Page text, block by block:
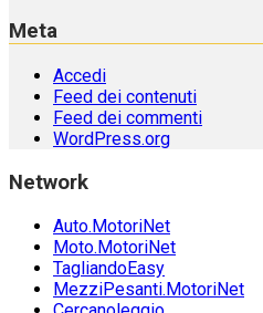
Meta
Accedi
Feed dei contenuti
Feed dei commenti
WordPress.org
Network
Auto.MotoriNet
Moto.MotoriNet
TagliandoEasy
MezziPesanti.MotoriNet